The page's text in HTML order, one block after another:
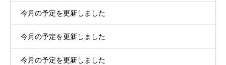
今月の予定を更新しました
今月の予定を更新しました
今月の予定を更新しました